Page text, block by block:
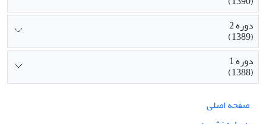
دوره 2
(1389)
دوره 1
(1388)
صفحه اصلی